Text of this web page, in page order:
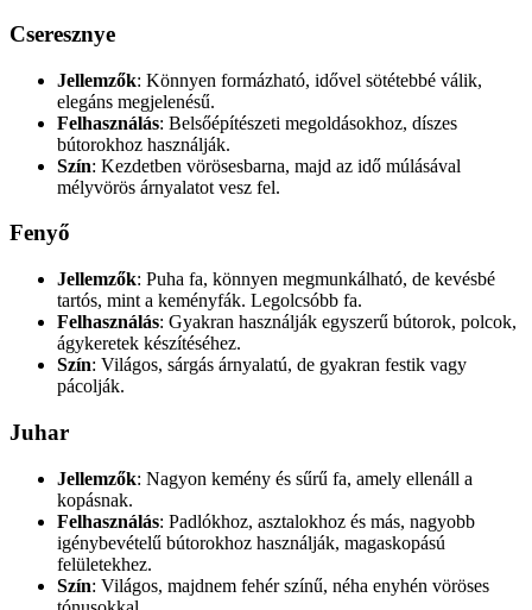
Cseresznye
Jellemzők: Könnyen formázható, idővel sötétebbé válik,
elegáns megjelenésű.
Felhasználás: Belsőépítészeti megoldásokhoz, díszes
bútorokhoz használják.
Szín: Kezdetben vörösesbarna, majd az idő múlásával
mélyvörös árnyalatot vesz fel.
Fenyő
Jellemzők: Puha fa, könnyen megmunkálható, de kevésbé
tartós, mint a keményfák. Legolcsóbb fa.
Felhasználás: Gyakran használják egyszerű bútorok, polcok,
ágykeretek készítéséhez.
Szín: Világos, sárgás árnyalatú, de gyakran festik vagy
pácolják.
Juhar
Jellemzők: Nagyon kemény és sűrű fa, amely ellenáll a
kopásnak.
Felhasználás: Padlókhoz, asztalokhoz és más, nagyobb
igénybevételű bútorokhoz használják, magaskopású
felületekhez.
Szín: Világos, majdnem fehér színű, néha enyhén vöröses